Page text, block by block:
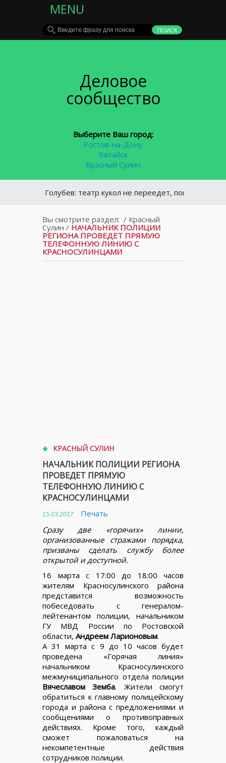
MENU
Деловое
сообщество
Выберите Ваш город:
Ростов-на-Дону
Батайск
Красный Сулин
Голубев: театр кукол не переедет, пока ему не
Вы смотрите раздел: / Красный
Сулин / НАЧАЛЬНИК ПОЛИЦИИ
РЕГИОНА ПРОВЕДЕТ ПРЯМУЮ
ТЕЛЕФОННУЮ ЛИНИЮ С
КРАСНОСУЛИНЦАМИ
КРАСНЫЙ СУЛИН
НАЧАЛЬНИК ПОЛИЦИИ РЕГИОНА
ПРОВЕДЕТ ПРЯМУЮ
ТЕЛЕФОННУЮ ЛИНИЮ С
КРАСНОСУЛИНЦАМИ
15.03.2017
Печать
Сразу две «горячих» линии,
организованные стражами порядка,
призваны сделать службу более
открытой и доступной.
16 марта с 17:00 до 18:00 часов
жителям Красносулинского района
представится возможность
побеседовать с генералом-
лейтенантом полиции, начальником
ГУ МВД России по Ростовской
области, Андреем Ларионовым.
А 31 марта с 9 до 10 часов будет
проведена «Горячая линия»
начальником Красносулинского
межмуниципального отдела полиции
Вячеславом Земба. Жители смогут
обратиться к главному полицейскому
города и района с предложениями и
сообщениями о противоправных
действиях. Кроме того, каждый
сможет пожаловаться на
некомпетентные действия
сотрудников полиции.